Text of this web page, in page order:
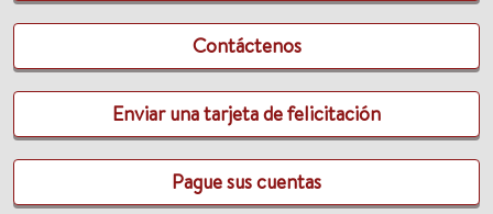
Contáctenos
Enviar una tarjeta de felicitación
Pague sus cuentas